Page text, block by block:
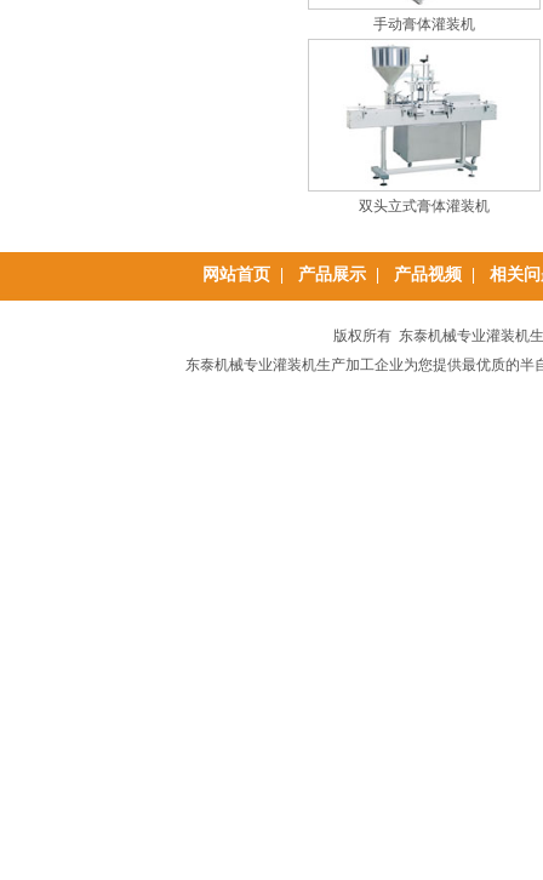
手动膏体灌装机
双头立式膏体灌装机
网站首页| 产品展示| 产品视频 相关问
版权所有 东泰机械专业灌装机
东泰机械专业灌装机生产加工企业为您提供最优质的